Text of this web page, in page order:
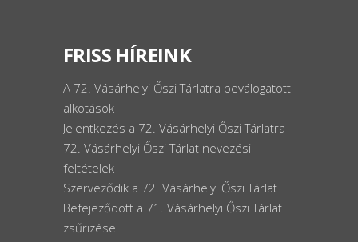
FRISS HÍREINK
A 72. Vásárhelyi Őszi Tárlatra beválogatott
alkotások
Jelentkezés a 72. Vásárhelyi Őszi Tárlatra
72. Vásárhelyi Őszi Tárlat nevezési
feltételek
Szerveződik a 72. Vásárhelyi Őszi Tárlat
Befejeződött a 71. Vásárhelyi Őszi Tárlat
zsűrizése